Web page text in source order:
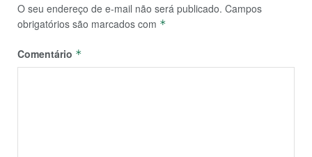
O seu endereço de e-mail não será publicado. Campos
obrigatórios são marcados com *
Comentário *